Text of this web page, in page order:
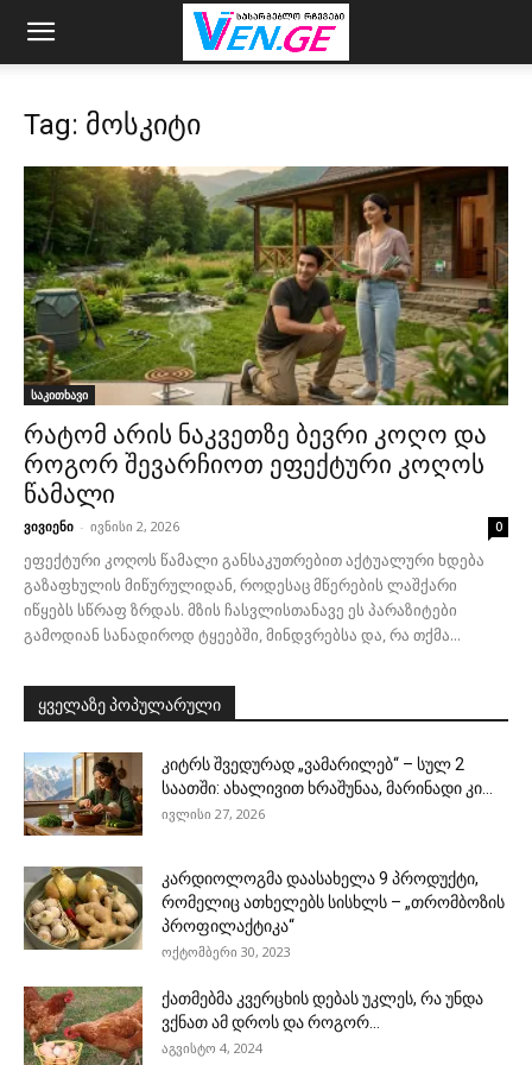
Tag: მოსკიტი
საკითხავი
რატომ არის ნაკვეთზე ბევრი კოღო და
როგორ შევარჩიოთ ეფექტური კოღოს
წამალი
ვივიენი - ივნისი 2, 2026 0
ეფექტური კოღოს წამალი განსაკუთრებით აქტუალური ხდება
გაზაფხულის მიწურულიდან, როდესაც მწერების ლაშქარი
იწყებს სწრაფ ზრდას. მზის ჩასვლისთანავე ეს პარაზიტები
გამოდიან სანადიროდ ტყეებში, მინდვრებსა და, რა თქმა...
ყველაზე პოპულარული
კიტრს შვედურად „ვამარილებ“ – სულ 2
საათში: ახალივით ხრაშუნაა, მარინადი კი...
ივლისი 27, 2026
კარდიოლოგმა დაასახელა 9 პროდუქტი,
რომელიც ათხელებს სისხლს – „თრომბოზის
პროფილაქტიკა“
ოქტომბერი 30, 2023
ქათმებმა კვერცხის დებას უკლეს, რა უნდა
ვქნათ ამ დროს და როგორ...
აგვისტო 4, 2024